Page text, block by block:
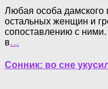
Любая особа дамского
остальных женщин и
сопоставлению с
в…
Сонник: во сне